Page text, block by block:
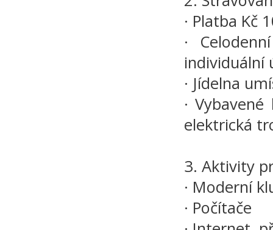
· Platba Kč
·
individuální
· Jídelna
·
elektrická
3. Aktivity
· Moderní
· Počítače